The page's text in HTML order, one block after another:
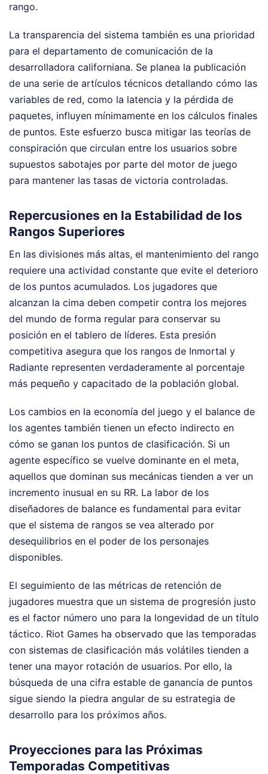
rango.
La transparencia del sistema también es una prioridad
para el departamento de comunicación de la
desarrolladora californiana. Se planea la publicación
de una serie de artículos técnicos detallando cómo las
variables de red, como la latencia y la pérdida de
paquetes, influyen mínimamente en los cálculos finales
de puntos. Este esfuerzo busca mitigar las teorías de
conspiración que circulan entre los usuarios sobre
supuestos sabotajes por parte del motor de juego
para mantener las tasas de victoria controladas.
Repercusiones en la Estabilidad de los
Rangos Superiores
En las divisiones más altas, el mantenimiento del rango
requiere una actividad constante que evite el deterioro
de los puntos acumulados. Los jugadores que
alcanzan la cima deben competir contra los mejores
del mundo de forma regular para conservar su
posición en el tablero de líderes. Esta presión
competitiva asegura que los rangos de Inmortal y
Radiante representen verdaderamente al porcentaje
más pequeño y capacitado de la población global.
Los cambios en la economía del juego y el balance de
los agentes también tienen un efecto indirecto en
cómo se ganan los puntos de clasificación. Si un
agente específico se vuelve dominante en el meta,
aquellos que dominan sus mecánicas tienden a ver un
incremento inusual en su RR. La labor de los
diseñadores de balance es fundamental para evitar
que el sistema de rangos se vea alterado por
desequilibrios en el poder de los personajes
disponibles.
El seguimiento de las métricas de retención de
jugadores muestra que un sistema de progresión justo
es el factor número uno para la longevidad de un título
táctico. Riot Games ha observado que las temporadas
con sistemas de clasificación más volátiles tienden a
tener una mayor rotación de usuarios. Por ello, la
búsqueda de una cifra estable de ganancia de puntos
sigue siendo la piedra angular de su estrategia de
desarrollo para los próximos años.
Proyecciones para las Próximas
Temporadas Competitivas